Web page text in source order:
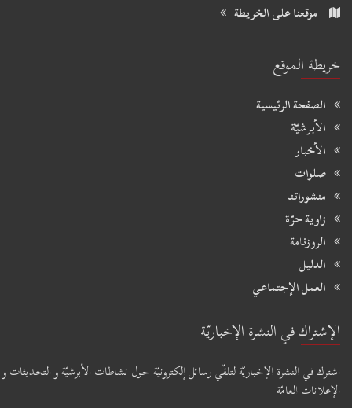
موقعنا على الخريطة
خريطة الموقع
الصفحة الرئيسية
الأبرشيّة
الأخبار
صلوات
منشوراتنا
زاوية حرّة
الروزنامة
الدليل
العمل الإجتماعي
الإشتراك في النشرة الإخباريّة
اشترك في النشرة الإخباريّة لتلقّي رسائل إلكترونيّة حول نشاطات الأبرشيّة و التحديثات و
الإعلانات العامّة